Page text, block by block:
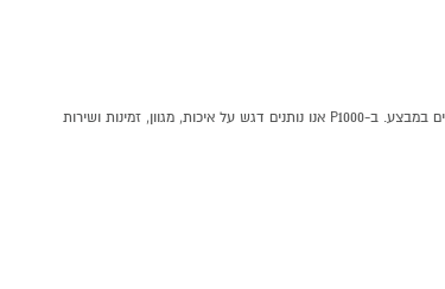
שואב רצפות אלחוטי דגם TINECO S9 STEAM טינקו קונים אונליין בקטגוריית שואב אבק ידני במחלקת מוצרי חשמל לבית בP1000 - אתר קניות ישראלי בטוח, משתלם ונוח המציע מוצרים מומלצים במבצע. ב-P1000 אנו נותנים דגש על איכות, מגוון, זמינות ושירות